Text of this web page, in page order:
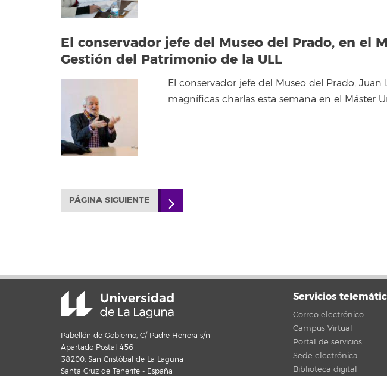
El conservador jefe del Museo del Prado, en el
Gestión del Patrimonio de la ULL
El conservador jefe del Museo del Prado, Juan
magníficas charlas esta semana en el Máster
PÁGINA SIGUIENTE
Pabellón de Gobierno, C/ Padre Herrera s/n
Apartado Postal 456
38200, San Cristóbal de La Laguna
Santa Cruz de Tenerife - España
Servicios
Correo electrónico
Campus Virtual
Portal de servicios
Sede electrónica
Biblioteca digital